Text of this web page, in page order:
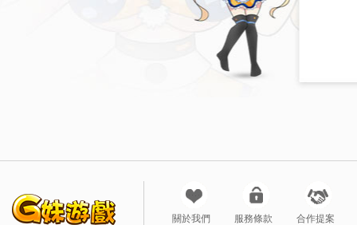
關於我們 服務條款 合作提案